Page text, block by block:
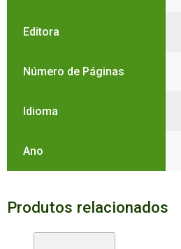
Editora
Número de Páginas
Idioma
Ano
Produtos relacionados